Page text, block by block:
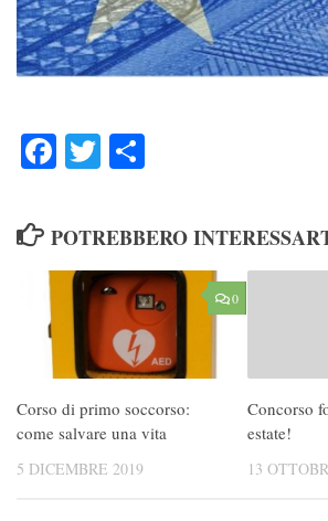
FacebookTwitter
POTREBBERO
0
Corso di primo soccorso:
come salvare una vita
5 DICEMBRE 2019
Concorso
estate!
13